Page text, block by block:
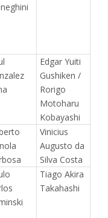
Edgar Yuiti
Gushiken /
Rorigo
Motoharu
Kobayashi
Vinicius
Augusto da
Silva Costa
Tiago Akira
Takahashi